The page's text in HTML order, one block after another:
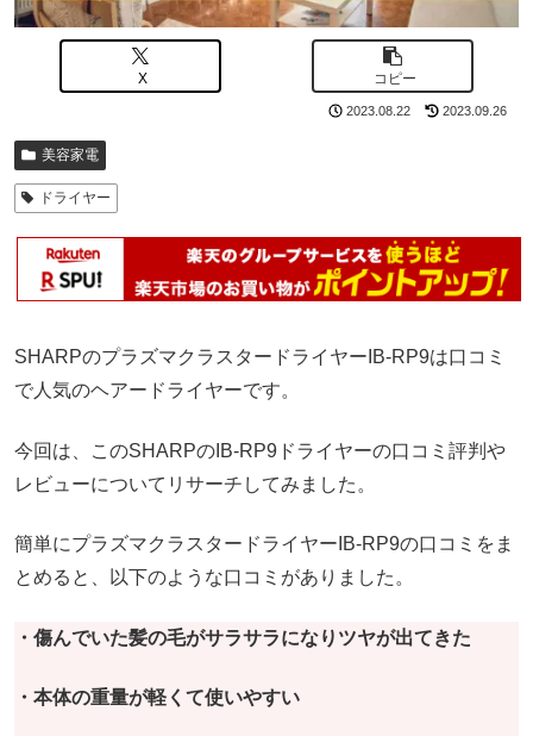
X コピー
2023.08.22 2023.09.26
美容家電
ドライヤー
SHARPのプラズマクラスタードライヤーIB-RP9は口コミ
で人気のヘアードライヤーです。
今回は、このSHARPのIB-RP9ドライヤーの口コミ評判や
レビューについてリサーチしてみました。
簡単にプラズマクラスタードライヤーIB-RP9の口コミをま
とめると、以下のような口コミがありました。
・傷んでいた髪の毛がサラサラになりツヤが出てきた
・本体の重量が軽くて使いやすい